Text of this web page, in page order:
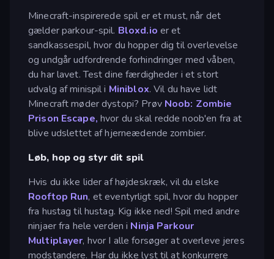
Minecraft-inspirerede spil er et must, når det
gælder parkour-spil. Bloxd.io er et
sandkassespil, hvor du hopper dig til overlevelse
og undgår udfordrende forhindringer med våben,
du har lavet. Test dine færdigheder i et stort
udvalg af minispil i Miniblox. Vil du have lidt
Minecraft møder dystopi? Prøv Noob: Zombie
Prison Escape, hvor du skal redde noob'en fra at
blive udslettet af hjerneædende zombier.
Løb, hop og styr dit spil
Hvis du ikke lider af højdeskræk, vil du elske
Rooftop Run, et eventyrligt spil, hvor du hopper
fra hustag til hustag. Kig ikke ned! Spil med andre
ninjaer fra hele verden i Ninja Parkour
Multiplayer, hvor I alle forsøger at overleve jeres
modstandere. Har du ikke lyst til at konkurrere